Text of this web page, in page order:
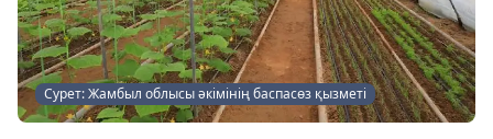
Сурет: Жамбыл облысы әкімінің баспасөз қызметі